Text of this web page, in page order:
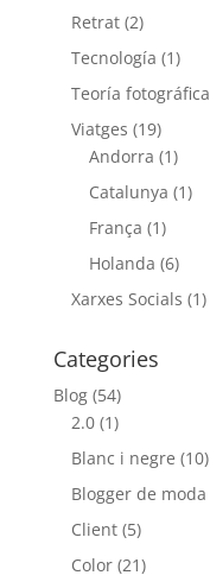
Retrat(2)
Tecnología (1)
Teoría fotográfica
Viatges (19)
Andorra (1)
Catalunya (1)
França (1)
Holanda (6)
Xarxes Socials (1)
Categories
Blog(54)
2.0(1)
Blanc i negre (10)
Blogger de moda
Client(5)
Color(21)